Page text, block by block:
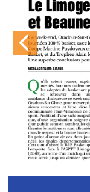
Previous